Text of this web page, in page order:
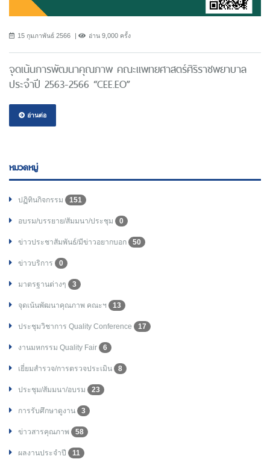
15 กุมภาพันธ์ 2566 อ่าน 9,000 ครั้ง
จุดเน้นการพัฒนาคุณภาพ คณะแพทยศาสตร์ศิริราชพยาบาล
ประจำปี 2563-2566 “CEE.EO”
อ่านต่อ
หมวดหมู่
ปฏิทินกิจกรรม 151
อบรม/บรรยาย/สัมมนา/ประชุม 0
ข่าวประชาสัมพันธ์/มีข่าวอยากบอก 50
ข่าวบริการ 0
มาตรฐานต่างๆ 3
จุดเน้นพัฒนาคุณภาพ คณะฯ 13
ประชุมวิชาการ Quality Conference 17
งานมหกรรม Quality Fair 6
เยี่ยมสำรวจ/การตรวจประเมิน 8
ประชุม/สัมมนา/อบรม 23
การรับศึกษาดูงาน 3
ข่าวสารคุณภาพ 58
ผลงานประจำปี 11